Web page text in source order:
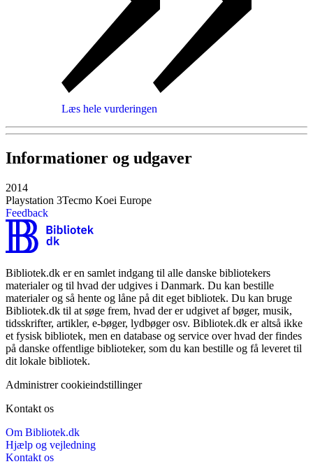
Læs hele vurderingen
Informationer og udgaver
2014
Playstation 3Tecmo Koei Europe
Feedback
Bibliotek.dk er en samlet indgang til alle danske bibliotekers
materialer og til hvad der udgives i Danmark. Du kan bestille
materialer og så hente og låne på dit eget bibliotek. Du kan bruge
Bibliotek.dk til at søge frem, hvad der er udgivet af bøger, musik,
tidsskrifter, artikler, e-bøger, lydbøger osv. Bibliotek.dk er altså ikke
et fysisk bibliotek, men en database og service over hvad der findes
på danske offentlige biblioteker, som du kan bestille og få leveret til
dit lokale bibliotek.
Administrer cookieindstillinger
Kontakt os
Om Bibliotek.dk
Hjælp og vejledning
Kontakt os